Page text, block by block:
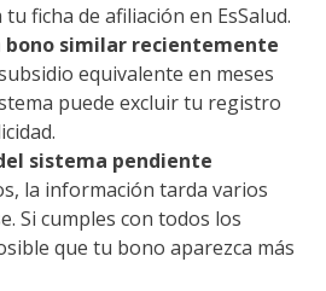
ficha de afiliación en EsSalud.
bono similar recientemente
equivalente en meses
puede excluir tu registro
sistema pendiente
la información tarda varios
Si cumples con todos los
que tu bono aparezca más